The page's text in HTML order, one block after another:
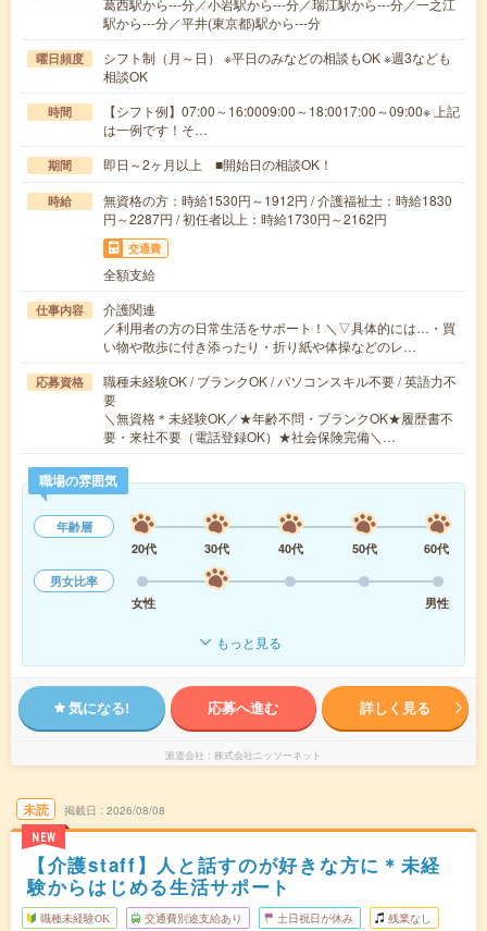
駅から---分／平井(東京都)駅から---分
曜日頻度
シフト制（月～日） ※平日のみなどの相談もOK ※週3なども
相談OK
時間
【シフト例】07:00～16:0009:00～18:0017:00～09:00※ 上記
は一例です！そ…
期間 即日～2ヶ月以上 ■開始日の相談OK！
時給
無資格の方：時給1530円～1912円 / 介護福祉士：時給1830
円～2287円 / 初任者以上：時給1730円～2162円
交通費
全額支給
仕事内容
介護関連
／利用者の方の日常生活をサポート！＼▽具体的には…・買
い物や散歩に付き添ったり・折り紙や体操などのレ…
応募資格
職種未経験OK / ブランクOK / パソコンスキル不要 / 英語力不
要
＼無資格＊未経験OK／★年齢不問・ブランクOK★履歴書不
要・来社不要（電話登録OK）★社会保険完備＼…
職場の雰囲気
年齢層
20代
30代 40代 50代
60代
男女比率
女性
男性
もっと見る
気になる! 応募へ進む 詳しく見る
派遣会社 株式会社ニッソーネット
未読
NEW
掲載日 2026/08/08
【介護staff】人と話すのが好きな方に＊未経
験からはじめる生活サポート
職種未経験OK 交通費別途支給あり 土日祝日が休み 残業なし